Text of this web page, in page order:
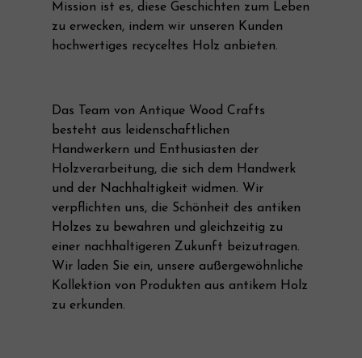
Mission ist es, diese Geschichten zum Leben
zu erwecken, indem wir unseren Kunden
hochwertiges recyceltes Holz anbieten.
Das Team von Antique Wood Crafts
besteht aus leidenschaftlichen
Handwerkern und Enthusiasten der
Holzverarbeitung, die sich dem Handwerk
und der Nachhaltigkeit widmen. Wir
verpflichten uns, die Schönheit des antiken
Holzes zu bewahren und gleichzeitig zu
einer nachhaltigeren Zukunft beizutragen.
Wir laden Sie ein, unsere außergewöhnliche
Kollektion von Produkten aus antikem Holz
zu erkunden.